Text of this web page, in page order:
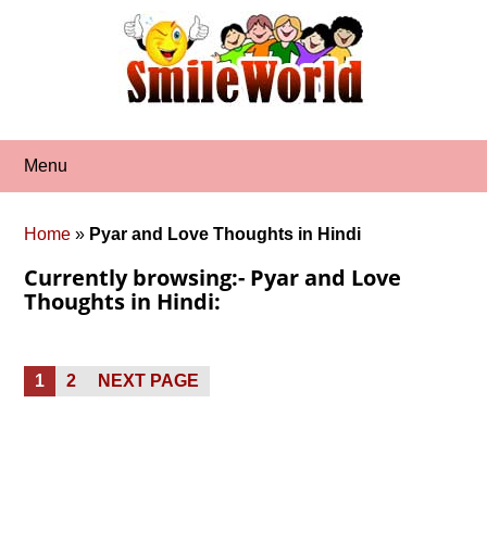
Menu
Home » Pyar and Love Thoughts in Hindi
Currently browsing:- Pyar and Love
Thoughts in Hindi:
Posts
pagination
PAGE
1 PAGE
2 NEXT PAGE